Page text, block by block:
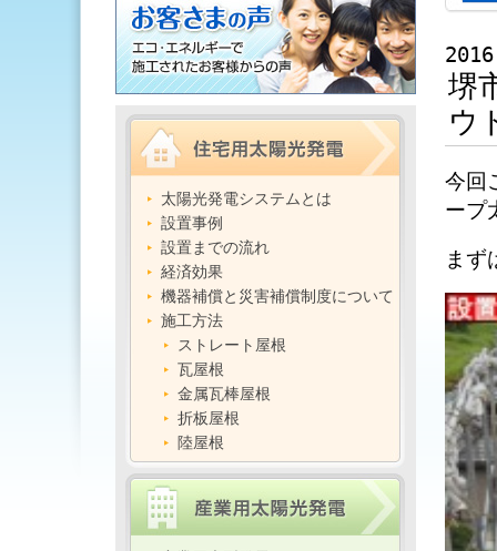
太陽光発電システムとは
設置事例
設置までの流れ
経済効果
機器補償と災害補償制度について
施工方法
ストレート屋根
瓦屋根
金属瓦棒屋根
折板屋根
陸屋根
堺
ウ
今回
ープ
まず